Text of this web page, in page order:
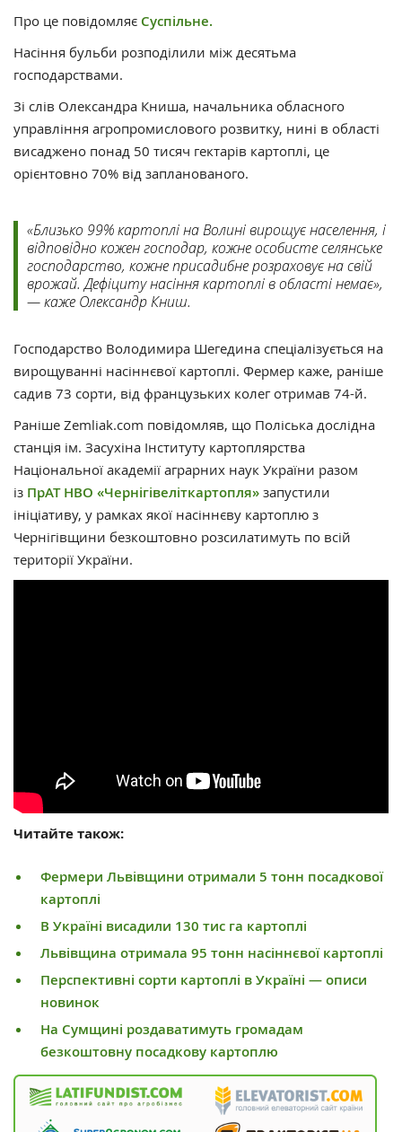
Про це повідомляє Суспільне.
Насіння бульби розподілили між десятьма
господарствами.
Зі слів Олександра Книша, начальника обласного
управління агропромислового розвитку, нині в області
висаджено понад 50 тисяч гектарів картоплі, це
орієнтовно 70% від запланованого.
«Близько 99% картоплі на Волині вирощує населення, і
відповідно кожен господар, кожне особисте селянське
господарство, кожне присадибне розраховує на свій
врожай. Дефіциту насіння картоплі в області немає»,
— каже Олександр Книш.
Господарство Володимира Шегедина спеціалізується на
вирощуванні насіннєвої картоплі. Фермер каже, раніше
садив 73 сорти, від французьких колег отримав 74-й.
Раніше Zemliak.com повідомляв, що Поліська дослідна
станція ім. Засухіна Інституту картоплярства
Національної академії аграрних наук України разом
із ПрАТ НВО «Чернігівеліткартопля» запустили
ініціативу, у рамках якої насіннєву картоплю з
Чернігівщини безкоштовно розсилатимуть по всій
території України.
Читайте також:
Фермери Львівщини отримали 5 тонн посадкової
картоплі
В Україні висадили 130 тис га картоплі
Львівщина отримала 95 тонн насіннєвої картоплі
Перспективні сорти картоплі в Україні — описи
новинок
На Сумщині роздаватимуть громадам
безкоштовну посадкову картоплю